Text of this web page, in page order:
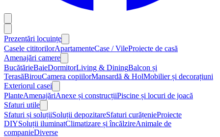
Prezentări locuințe
Casele cititorilorApartamenteCase / VileProiecte de casă
Amenajări camere
BucătărieBaieDormitorLiving & DiningBalcon și
TerasăBirouCamera copiilorMansardă & HolMobilier și decorațiuni
Exteriorul casei
PlanteAmenajăriAnexe și construcțiiPiscine și locuri de joacă
Sfaturi utile
Sfaturi și soluțiiSoluții depozitareSfaturi curățenieProiecte
DIYSoluții iluminatClimatizare și încălzireAnimale de
companieDiverse